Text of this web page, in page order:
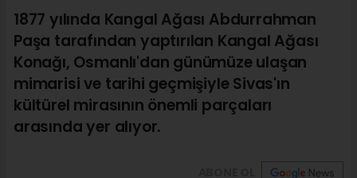
1877 yılında Kangal Ağası Abdurrahman
Paşa tarafından yaptırılan Kangal Ağası
Konağı, Osmanlı'dan günümüze ulaşan
mimarisi ve tarihi geçmişiyle Sivas'ın
kültürel mirasının önemli parçaları
arasında yer alıyor.